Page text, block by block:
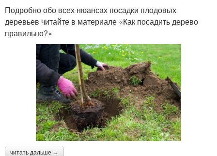
Подробно обо всех нюансах посадки плодовых
деревьев читайте в материале «Как посадить дерево
правильно?»
читать дальше →